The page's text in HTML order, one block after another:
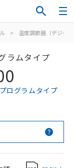
> 温度調節器（デジタ
ラムタイプ
ログラムタイプ